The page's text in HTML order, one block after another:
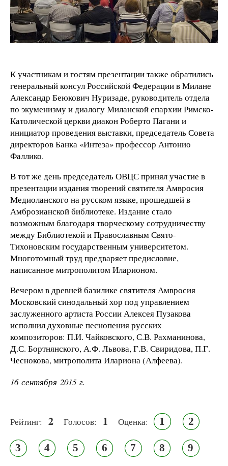
К участникам и гостям презентации также обратились
генеральный консул Российской Федерации в Милане
Александр Беюкович Нуризаде, руководитель отдела
по экуменизму и диалогу Миланской епархии Римско-
Католической церкви диакон Роберто Пагани и
инициатор проведения выставки, председатель Совета
директоров Банка «Интеза» профессор Антонио
Фаллико.
В тот же день председатель ОВЦС принял участие в
презентации издания творений святителя Амвросия
Медиоланского на русском языке, прошедшей в
Амброзианской библиотеке. Издание стало
возможным благодаря творческому сотрудничеству
между Библиотекой и Православным Свято-
Тихоновским государственным университетом.
Многотомный труд предваряет предисловие,
написанное митрополитом Иларионом.
Вечером в древней базилике святителя Амвросия
Московский синодальный хор под управлением
заслуженного артиста России Алексея Пузакова
исполнил духовные песнопения русских
композиторов: П.И. Чайковского, С.В. Рахманинова,
Д.С. Бортнянского, А.Ф. Львова, Г.В. Свиридова, П.Г.
Чеснокова, митрополита Илариона (Алфеева).
16 сентября 2015 г.
Рейтинг: 2 Голосов: 1 Оценка: 1 2
3 4 5 6 7 8 9